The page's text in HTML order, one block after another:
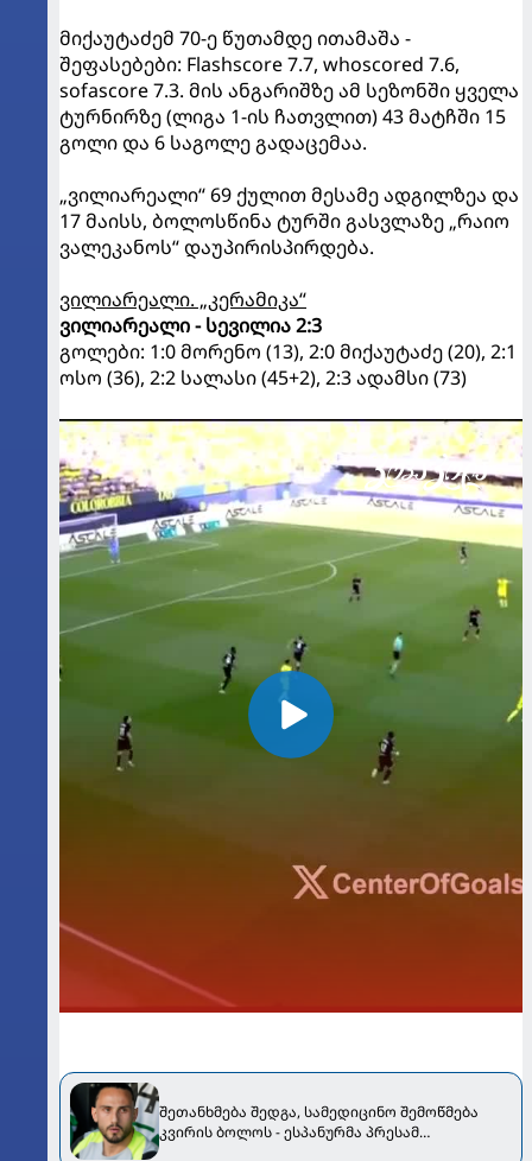
მიქაუტაძემ 70-ე წუთამდე ითამაშა -
შეფასებები: Flashscore 7.7, whoscored 7.6,
sofascore 7.3. მის ანგარიშზე ამ სეზონში ყველა
ტურნირზე (ლიგა 1-ის ჩათვლით) 43 მატჩში 15
გოლი და 6 საგოლე გადაცემაა.
„ვილიარეალი“ 69 ქულით მესამე ადგილზეა და
17 მაისს, ბოლოსწინა ტურში გასვლაზე „რაიო
ვალეკანოს“ დაუპირისპირდება.
ვილიარეალი. „კერამიკა“
ვილიარეალი - სევილია 2:3
გოლები: 1:0 მორენო (13), 2:0 მიქაუტაძე (20), 2:1
ოსო (36), 2:2 სალასი (45+2), 2:3 ადამსი (73)
შეთანხმება შედგა, სამედიცინო შემოწმება
კვირის ბოლოს - ესპანურმა პრესამ